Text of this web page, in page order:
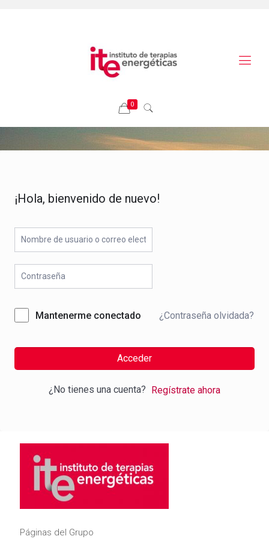
0
¡Hola, bienvenido de nuevo!
Mantenerme conectado ¿Contraseña olvidada?
Acceder
¿No tienes una cuenta? Regístrate ahora
Páginas del Grupo